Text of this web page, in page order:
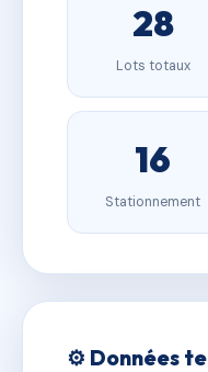
28
Lots totaux
16
Stationnement
⚙️ Données